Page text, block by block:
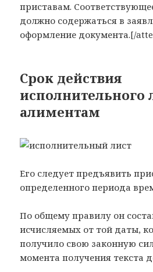
приставам.
должно содержаться в
оформление документа.[/
Срок действия
исполнительного
алиментам
Его следует предъявить
определенного периода
По общему правилу он
исчисляемых от той даты,
получило свою законную
момента получения текста